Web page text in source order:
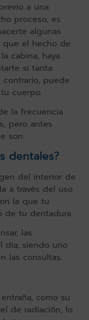
a una
proceso, es
algunas
que el hecho de
cabina, haya
si tanta
puede
cuerpo.
la frecuencia
pero antes
son.
dentales?
del interior de
a través del uso
la que tu
de tu dentadura.
las
día, siendo uno
las consultas.
como su
de radiación, lo